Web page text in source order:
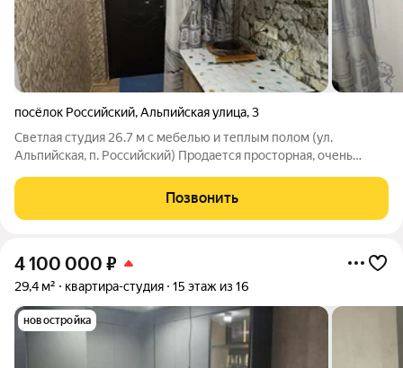
посёлок Российский,Альпийская улица,3
Светлая студия 26.7 м с мебелью и теплым полом (ул.
Альпийская, п. Российский) Продается просторная, очень
Уникальная планировка и честная площадь Общая площадь
26.7 м: Просторное жилье с грамотным
Позвонить
4 100 000 ₽
29,4 м² квартира-студия 15 этаж из 16
новостройка